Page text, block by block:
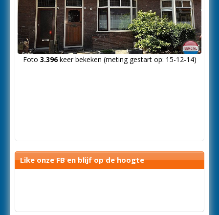
Foto 3.396keer bekeken (meting gestart op: 15-12-14)
Like onze FB en blijf op de hoogte